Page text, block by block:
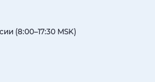
(8:00–17:30 MSK)